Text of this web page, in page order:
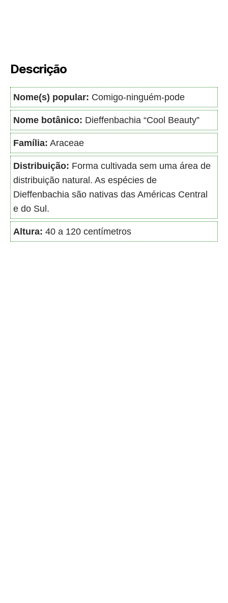
Descrição
Nome(s) popular: Comigo-ninguém-pode
Nome botânico: Dieffenbachia “Cool Beauty”
Família: Araceae
Distribuição: Forma cultivada sem uma área de
distribuição natural. As espécies de
Dieffenbachia são nativas das Américas Central
e do Sul.
Altura: 40 a 120 centímetros